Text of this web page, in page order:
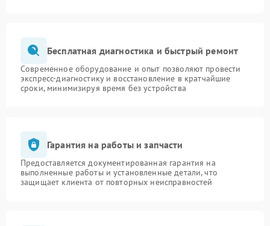
Бесплатная диагностика и быстрый ремонт
Современное оборудование и опыт позволяют провести
экспресс-диагностику и восстановление в кратчайшие
сроки, минимизируя время без устройства
Гарантия на работы и запчасти
Предоставляется документированная гарантия на
выполненные работы и установленные детали, что
защищает клиента от повторных неисправностей